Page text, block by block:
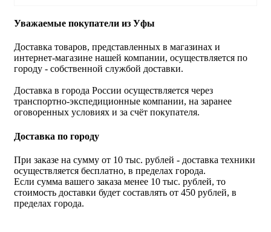
Уважаемые покупатели из Уфы
Доставка товаров, представленных в магазинах и
интернет-магазине нашей компании, осуществляется по
городу - собственной службой доставки.
Доставка в города России осуществляется через
транспортно-экспедиционные компании, на заранее
оговоренных условиях и за счёт покупателя.
Доставка по городу
При заказе на сумму от 10 тыс. рублей - доставка техники
осуществляется бесплатно, в пределах города.
Если сумма вашего заказа менее 10 тыс. рублей, то
стоимость доставки будет составлять от 450 рублей, в
пределах города.